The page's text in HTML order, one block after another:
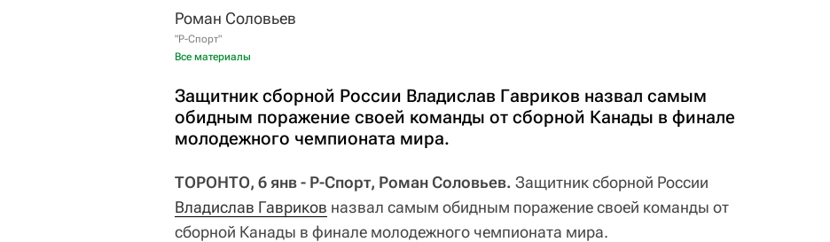
Роман Соловьев
"Р-Спорт"
Все материалы
Защитник сборной России Владислав Гавриков назвал самым
обидным поражение своей команды от сборной Канады в финале
молодежного чемпионата мира.
ТОРОНТО, 6 янв - Р-Спорт, Роман Соловьев. Защитник сборной России
Владислав Гавриков назвал самым обидным поражение своей команды от
сборной Канады в финале молодежного чемпионата мира.